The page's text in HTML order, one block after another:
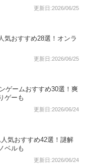
更新日:2026/06/25
気おすすめ28選！オンラ
更新日:2026/06/25
ゲームおすすめ30選！爽
ゲーも
更新日:2026/06/24
気おすすめ42選！謎解
ベルも
更新日:2026/06/24